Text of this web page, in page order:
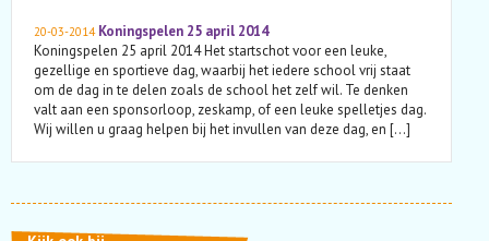
20-03-2014Koningspelen 25 april 2014
Koningspelen 25 april 2014 Het startschot voor een leuke,
gezellige en sportieve dag, waarbij het iedere school vrij staat
om de dag in te delen zoals de school het zelf wil. Te denken
valt aan een sponsorloop, zeskamp, of een leuke spelletjes dag.
Wij willen u graag helpen bij het invullen van deze dag, en […]